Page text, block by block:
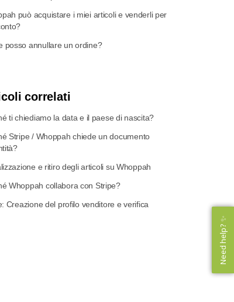
può acquistare i miei articoli e venderli per
posso annullare un ordine?
correlati
ti chiediamo la data e il paese di nascita?
Stripe / Whoppah chiede un documento
e ritiro degli articoli su Whoppah
Whoppah collabora con Stripe?
Creazione del profilo venditore e verifica
Need help? ✨
Need help? ✨